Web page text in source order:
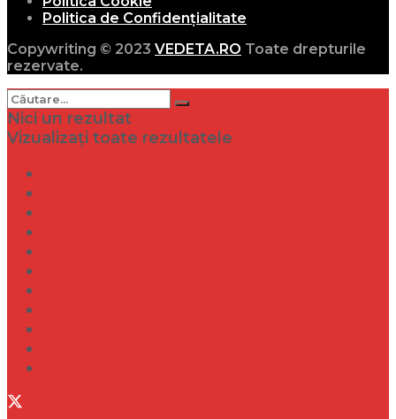
Politica de Confidențialitate
Copywriting © 2023 VEDETA.RO Toate drepturile
rezervate.
Nici un rezultat
Vizualizați toate rezultatele